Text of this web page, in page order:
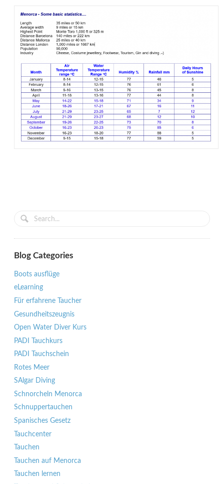
Blog Categories
Boots ausflüge
eLearning
Für erfahrene Taucher
Gesundheitszeugnis
Open Water Diver Kurs
PADI Tauchkurs
PADI Tauchschein
Rotes Meer
SAlgar Diving
Schnorcheln Menorca
Schnuppertauchen
Spanisches Gesetz
Tauchcenter
Tauchen
Tauchen auf Menorca
Tauchen lernen